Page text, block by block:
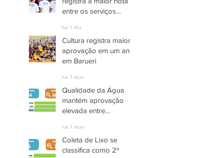
entre os serviços
há 1 dia
Cultura registra maior
aprovação em um ano
em Barueri
há 2 dias
Qualidade da Água
mantém aprovação
elevada entre
há 2 dias
Coleta de Lixo se
classifica como 2º